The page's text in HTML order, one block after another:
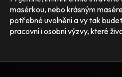
masérkou, nebo krásným
potřebné uvolnění a vy tak
pracovní i osobní výzvy, které